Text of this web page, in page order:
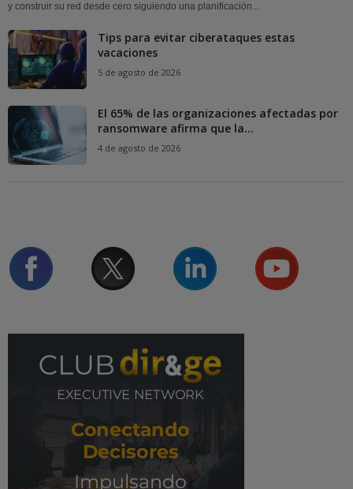
y construir su red desde cero siguiendo una planificación...
Tips para evitar ciberataques estas
vacaciones
5 de agosto de 2026
El 65% de las organizaciones afectadas por
ransomware afirma que la...
4 de agosto de 2026